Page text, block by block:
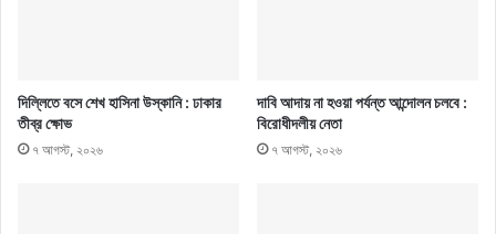
দিল্লিতে বসে শেখ হাসিনা উস্কানি : ঢাকার
তীব্র ক্ষোভ
৭ আগস্ট, ২০২৬
দাবি আদায় না হওয়া পর্যন্ত আন্দোলন চলবে :
বিরোধীদলীয় নেতা
৭ আগস্ট, ২০২৬